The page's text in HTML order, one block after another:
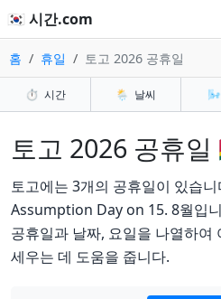
🇰🇷 시간.com
홈 휴일 토고 2026 공휴일
⏱️ 시간 🌦️ 날씨 🌬️
토고 2026 공휴
토고에는 3개의 공휴일이 있습
Assumption Day on 15. 8월입
공휴일과 날짜, 요일을 나열하여
세우는 데 도움을 줍니다.